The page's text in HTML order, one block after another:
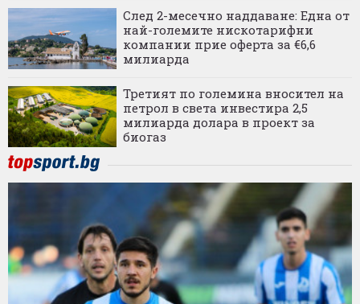
След 2-месечно наддаване: Една от
най-големите нискотарифни
компании прие оферта за €6,6
милиарда
Третият по големина вносител на
петрол в света инвестира 2,5
милиарда долара в проект за
биогаз